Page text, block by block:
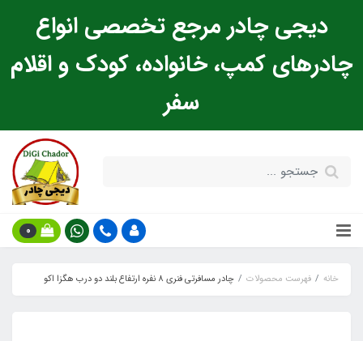
دیجی چادر مرجع تخصصی انواع
چادرهای کمپ، خانواده، کودک و اقلام
سفر
0
خانه فهرست محصولات چادر مسافرتی فنری 8 نفره ارتفاع بلند دو درب هگزا اکو